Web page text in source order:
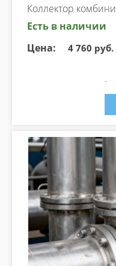
Коллектор
Есть в наличии
Цена:
4 760 руб.
-